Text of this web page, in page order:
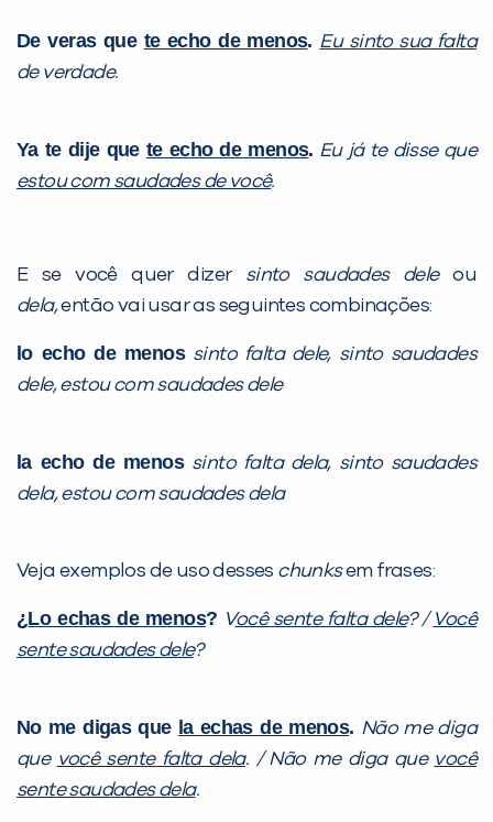
De veras que te echo de menos. Eu sinto sua falta
de verdade.
Ya te dije que te echo de menos. Eu já te disse que
estou com saudades de você.
E se você quer dizer sinto saudades deleou
dela,então vai usar as seguintes combinações:
lo echo de menos sinto falta dele, sinto saudades
dele, estou com saudades dele
la echo de menos sinto falta dela, sinto saudades
dela, estou com saudades dela
Veja exemplos de uso desses chunksem frases:
¿Lo echas de menos? Você sente falta dele? / Você
sente saudades dele?
No me digas que la echas de menos. Não me diga
que você sente falta dela. / Não me diga que você
sente saudades dela.